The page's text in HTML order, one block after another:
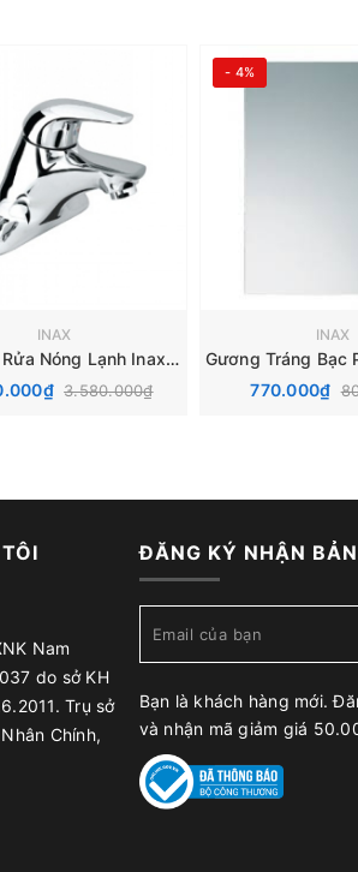
INAX
Vòi Chậu Rửa Nóng Lạnh Inax LFV-3001S
3.580.000₫
- 4%
INAX
770.000₫
Nam
do sở KH
Trụ sở
Chính,
ĐĂNG KÝ NHẬN
Bạn là khách hàng mới.
và nhận mã giảm giá